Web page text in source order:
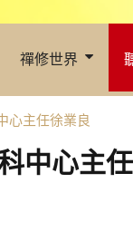
禪修世界
心主任徐業良
中心主